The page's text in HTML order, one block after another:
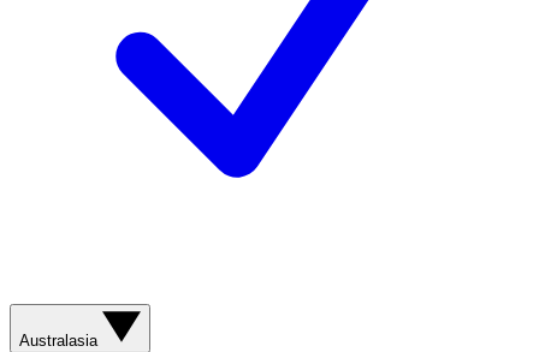
Australasia